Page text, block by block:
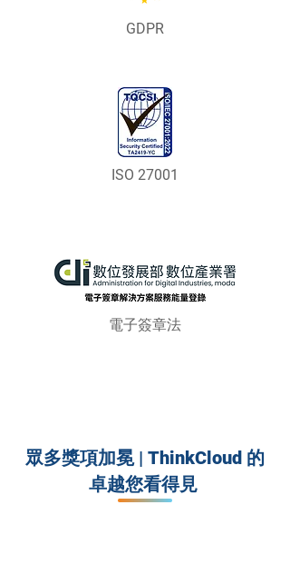
GDPR
ISO 27001
電子簽章法
眾多獎項加冕 | ThinkCloud 的
卓越您看得見